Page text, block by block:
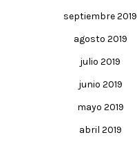
septiembre 2019
agosto 2019
julio 2019
junio 2019
mayo 2019
abril 2019